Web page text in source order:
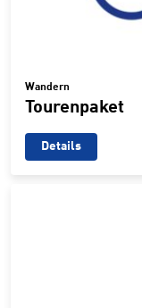
Wandern
Tourenpaket
Details